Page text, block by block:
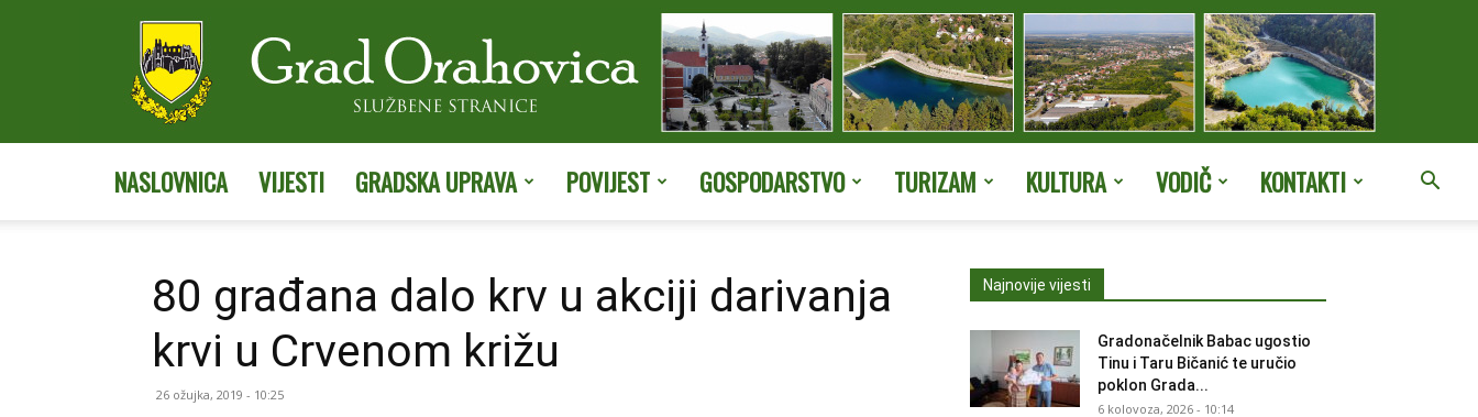
NASLOVNICA VIJESTI GRADSKA UPRAVA POVIJEST GOSPODARSTVO TURIZAM KULTURA VODIČ KONTAKTI
80 građana dalo krv u akciji darivanja
krvi u Crvenom križu
26 ožujka, 2019 - 10:25
Najnovije vijesti
Gradonačelnik Babac ugostio
Tinu i Taru Bičanić te uručio
poklon Grada...
6 kolovoza, 2026 - 10:14